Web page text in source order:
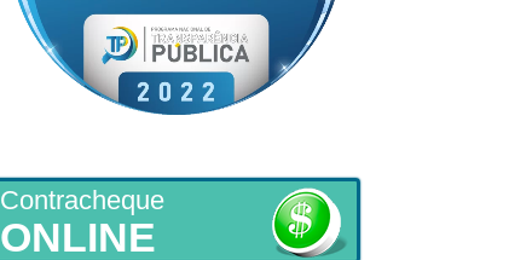
Contracheque
ONLINE